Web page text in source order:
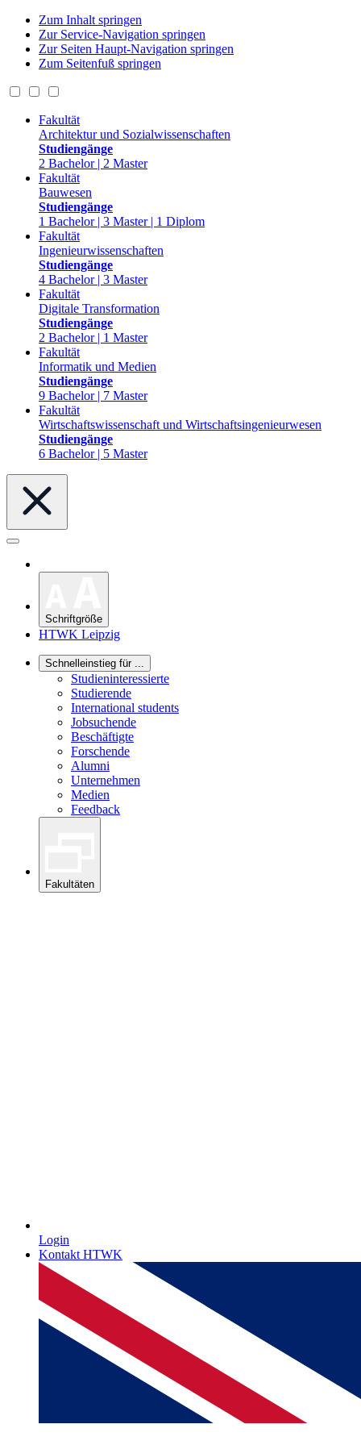
Zum Inhalt springen
Zur Service-Navigation springen
Zur Seiten Haupt-Navigation springen
Zum Seitenfuß springen
Fakultät
Architektur und Sozialwissenschaften
Studiengänge
2 Bachelor | 2 Master
Fakultät
Bauwesen
Studiengänge
1 Bachelor | 3 Master | 1 Diplom
Fakultät
Ingenieurwissenschaften
Studiengänge
4 Bachelor | 3 Master
Fakultät
Digitale Transformation
Studiengänge
2 Bachelor | 1 Master
Fakultät
Informatik und Medien
Studiengänge
9 Bachelor | 7 Master
Fakultät
Wirtschaftswissenschaft und Wirtschaftsingenieurwesen
Studiengänge
6 Bachelor | 5 Master
Schriftgröße
HTWK Leipzig
Schnelleinstieg für ...
Studieninteressierte
Studierende
International students
Jobsuchende
Beschäftigte
Forschende
Alumni
Unternehmen
Medien
Feedback
Fakultäten
Login
Kontakt HTWK